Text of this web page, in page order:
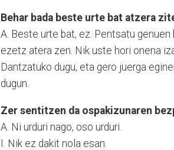
Behar bada beste urte bat atzera
A. Beste urte bat, ez. Pentsatu
ezetz atera zen. Nik uste hori onena
Dantzatuko dugu, eta gero juerga
dugun.
Zer sentitzen da ospakizunaren
A. Ni urduri nago, oso urduri.
I. Nik ez dakit nola esan.